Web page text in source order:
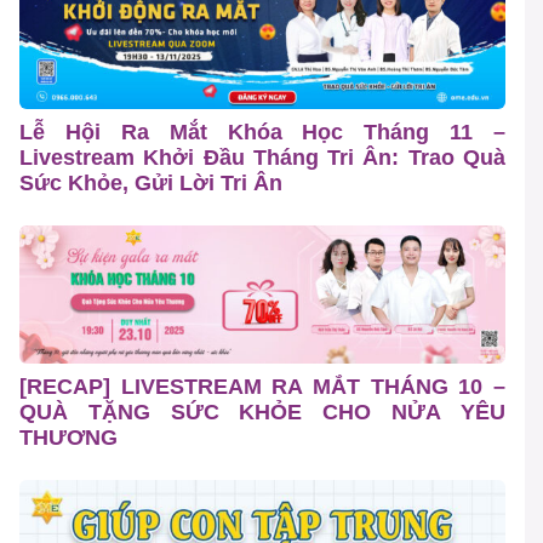
Lễ Hội Ra Mắt Khóa Học Tháng 11 –
Livestream Khởi Đầu Tháng Tri Ân: Trao Quà
Sức Khỏe, Gửi Lời Tri Ân
[RECAP] LIVESTREAM RA MẮT THÁNG 10 –
QUÀ TẶNG SỨC KHỎE CHO NỬA YÊU
THƯƠNG